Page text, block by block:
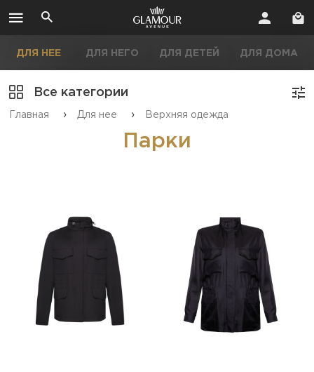
ДЛЯ НЕЕ ДЛЯ НЕГО ДЛЯ ДЕТЕЙ ДЛЯ ДОМА
Все категории
Главная › Для нее › Верхняя одежда
Парки